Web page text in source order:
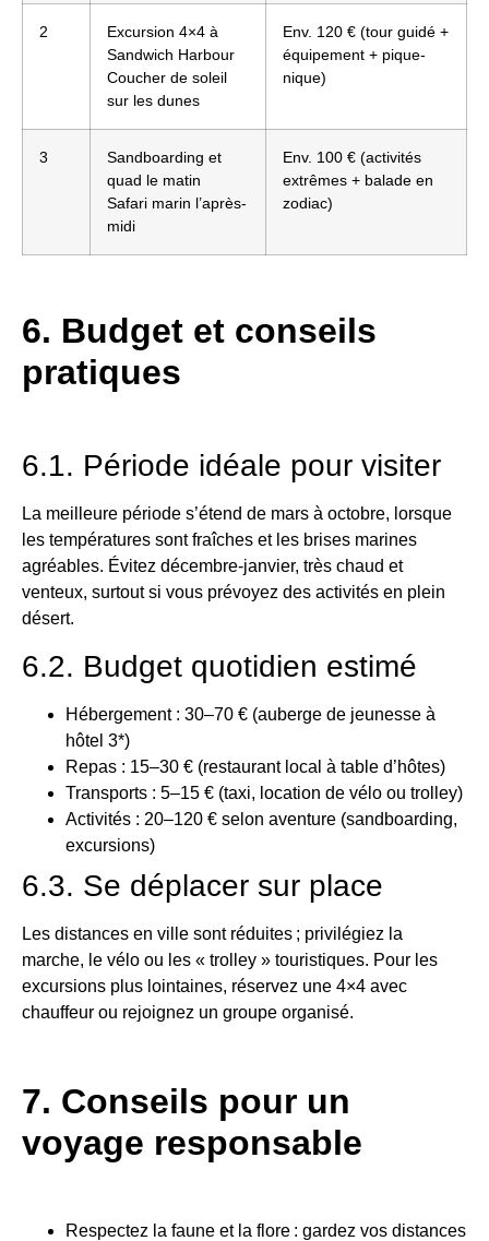
2
Excursion 4×4 à
Sandwich Harbour
Coucher de soleil
sur les dunes
Env. 120 € (tour guidé +
équipement + pique-
nique)
3
Sandboarding et
quad le matin
Safari marin l’après-
midi
Env. 100 € (activités
extrêmes + balade en
zodiac)
6. Budget et conseils
pratiques
6.1. Période idéale pour visiter
La meilleure période s’étend de mars à octobre, lorsque
les températures sont fraîches et les brises marines
agréables. Évitez décembre-janvier, très chaud et
venteux, surtout si vous prévoyez des activités en plein
désert.
6.2. Budget quotidien estimé
Hébergement : 30–70 € (auberge de jeunesse à
hôtel 3*)
Repas : 15–30 € (restaurant local à table d’hôtes)
Transports : 5–15 € (taxi, location de vélo ou trolley)
Activités : 20–120 € selon aventure (sandboarding,
excursions)
6.3. Se déplacer sur place
Les distances en ville sont réduites ; privilégiez la
marche, le vélo ou les « trolley » touristiques. Pour les
excursions plus lointaines, réservez une 4×4 avec
chauffeur ou rejoignez un groupe organisé.
7. Conseils pour un
voyage responsable
Respectez la faune et la flore : gardez vos distances